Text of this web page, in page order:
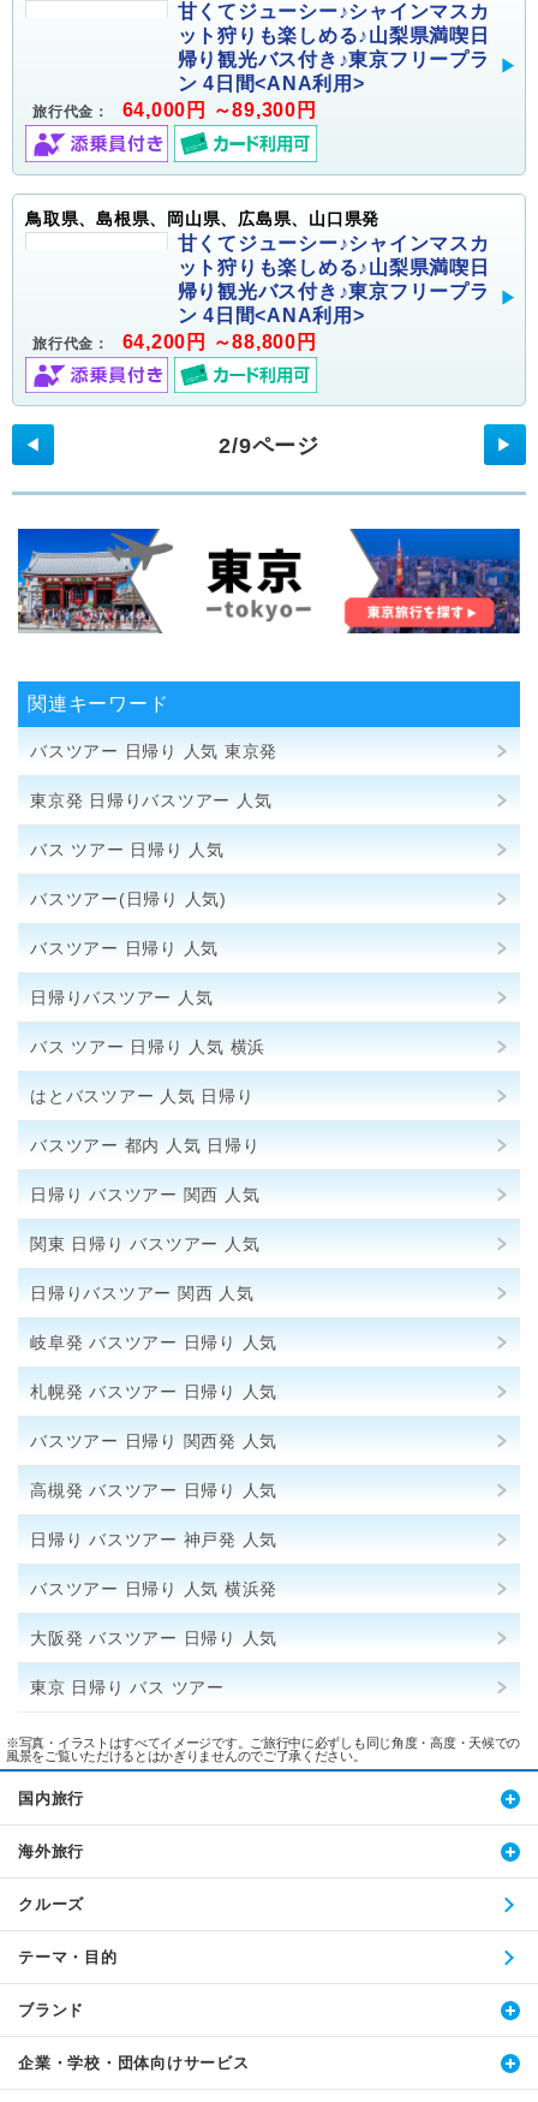
甘くてジューシー♪シャインマスカ
ット狩りも楽しめる♪山梨県満喫日
帰り観光バス付き♪東京フリープラ
ン 4日間<ANA利用>
旅行代金： 64,000円 ～89,300円
鳥取県、島根県、岡山県、広島県、山口県発
甘くてジューシー♪シャインマスカ
ット狩りも楽しめる♪山梨県満喫日
帰り観光バス付き♪東京フリープラ
ン 4日間<ANA利用>
旅行代金： 64,200円 ～88,800円
2/9ページ
◀ ▶
関連キーワード
バスツアー 日帰り 人気 東京発
東京発 日帰りバスツアー 人気
バス ツアー 日帰り 人気
バスツアー(日帰り 人気)
バスツアー 日帰り 人気
日帰りバスツアー 人気
バス ツアー 日帰り 人気 横浜
はとバスツアー 人気 日帰り
バスツアー 都内 人気 日帰り
日帰り バスツアー 関西 人気
関東 日帰り バスツアー 人気
日帰りバスツアー 関西 人気
岐阜発 バスツアー 日帰り 人気
札幌発 バスツアー 日帰り 人気
バスツアー 日帰り 関西発 人気
高槻発 バスツアー 日帰り 人気
日帰り バスツアー 神戸発 人気
バスツアー 日帰り 人気 横浜発
大阪発 バスツアー 日帰り 人気
東京 日帰り バス ツアー
※写真・イラストはすべてイメージです。ご旅行中に必ずしも同じ角度・高度・天候での
風景をご覧いただけるとはかぎりませんのでご了承ください。
国内旅行
海外旅行
クルーズ
テーマ・目的
ブランド
企業・学校・団体向けサービス